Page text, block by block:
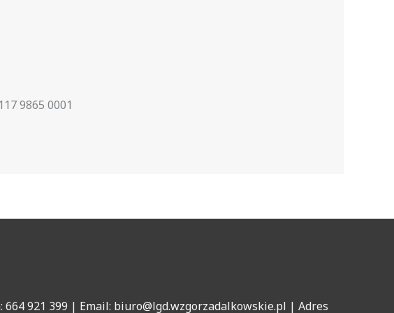
9865 0001
921 399 | Email: biuro@lgd.wzgorzadalkowskie.pl | Adres